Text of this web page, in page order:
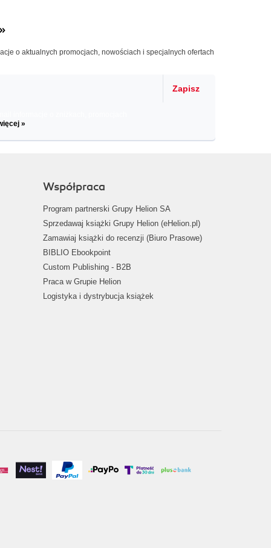
o aktualnych promocjach, nowościach i specjalnych ofertach
Zapisz
»
Współpraca
Program partnerski Grupy Helion SA
Sprzedawaj książki Grupy Helion (eHelion.pl)
Zamawiaj książki do recenzji (Biuro Prasowe)
BIBLIO Ebookpoint
Custom Publishing - B2B
Praca w Grupie Helion
Logistyka i dystrybucja książek